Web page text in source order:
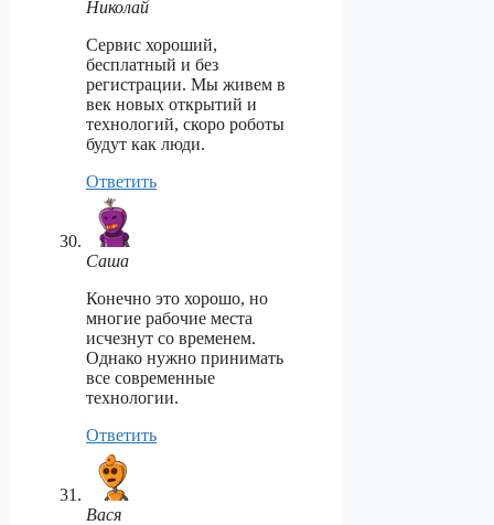
Николай
Сервис хороший,
бесплатный и без
регистрации. Мы живем в
век новых открытий и
технологий, скоро роботы
будут как люди.
Ответить
Саша
Конечно это хорошо, но
многие рабочие места
исчезнут со временем.
Однако нужно принимать
все современные
технологии.
Ответить
Вася